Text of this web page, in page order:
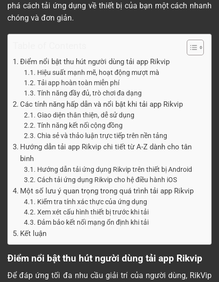
phá cách tải ứng dụng về thiết bị của bạn một cách nhanh
chóng và đơn giản.
Điểm nổi bật thu hút người dùng tải app Rikvip
Hiệu suất mạnh mẽ, hoạt động mượt mà
Tải app hoàn toàn miễn phí
Tính năng đầy đủ, trò chơi đa dạng
Các tính năng hấp dẫn và nổi bật khi tải app Rikvip
Giao diện thân thiện, dễ sử dụng
Tính năng kết nối cộng đồng
Chia sẻ và thảo luận trực tiếp trên nền tảng
Hướng dẫn tải app Rikvip chi tiết từ A-Z dành cho tân
binh
Hướng dẫn tải ứng dụng Rikvip trên thiết bị Android
Cách tải ứng dụng Rikvip cho hệ điều hành iOS
Một số lưu ý quan trọng trong quá trình tải app Rikvip
Kiểm tra tính xác thực của ứng dụng
Xem xét cấu hình thiết bị trước khi tải
Đảm bảo kết nối mạng ổn định khi tải
Kết luận
Điểm nổi bật thu hút người dùng tải app Rikvip
Để đáp ứng tối đa nhu cầu giải trí của người dùng, RikVip